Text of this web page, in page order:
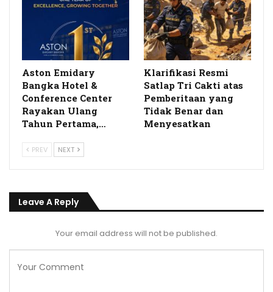
Aston Emidary
Bangka Hotel &
Conference Center
Rayakan Ulang
Tahun Pertama,…
Klarifikasi Resmi
Satlap Tri Cakti atas
Pemberitaan yang
Tidak Benar dan
Menyesatkan
PREV NEXT
Leave A Reply
Your email address will not be published.